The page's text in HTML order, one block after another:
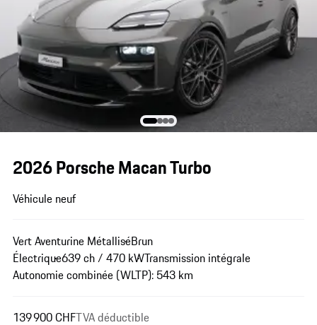
2026 Porsche Macan Turbo
Véhicule neuf
Vert Aventurine MétalliséBrun
Électrique639 ch / 470 kWTransmission intégrale
Autonomie combinée (WLTP): 543 km
139 900 CHFTVA déductible